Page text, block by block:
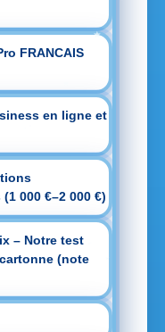
FRANCAIS
en ligne et
000 €–2 000 €)
– Notre test
(note